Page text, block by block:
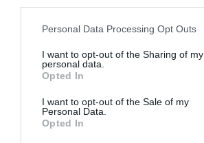
Personal Data Processing Opt Outs
I want to opt-out of the Sharing of my
personal data.
Opted In
I want to opt-out of the Sale of my
Personal Data.
Opted In